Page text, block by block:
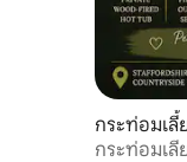
กระท่อมเลี้
eath
กระท่อมเลี้